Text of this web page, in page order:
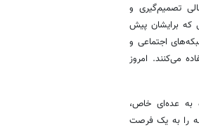
تصمیم‌گیری و
که برایشان پیش
اجتماعی و
می‌کنند. امروز
به عده‌ای خاص،
را به یک فرصت